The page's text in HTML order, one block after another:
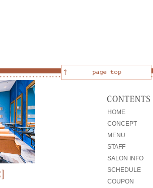
HOME
CONCEPT
MENU
STAFF
SALON INFO
SCHEDULE
COUPON